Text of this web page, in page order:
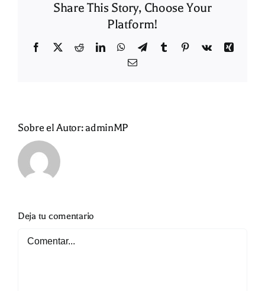
Share This Story, Choose Your
Platform!
Facebook
X RedditLinkedInWhatsApp
TelegramTumblr Pinterest
Vk
Xing
Correo
Sobre el Autor:adminMP
Deja tu comentario
Comentar